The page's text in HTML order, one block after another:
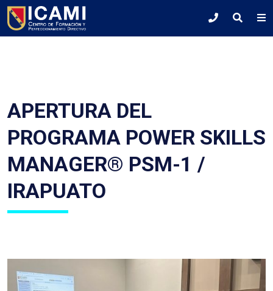
APERTURA DEL
PROGRAMA POWER SKILLS
MANAGER® PSM-1 /
IRAPUATO